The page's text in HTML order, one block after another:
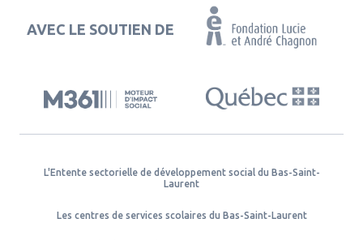
AVEC LE SOUTIEN DE
L'Entente sectorielle de développement social du Bas-Saint-
Laurent
Les centres de services scolaires du Bas-Saint-Laurent